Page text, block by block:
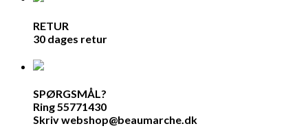
RETUR
30 dages retur
SPØRGSMÅL?
Ring 55771430
Skriv webshop@beaumarche.dk